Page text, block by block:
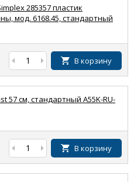
285357 пластик
мод. 6168.45, стандартный
В корзину
57 см, стандартный A55K-RU-
В корзину